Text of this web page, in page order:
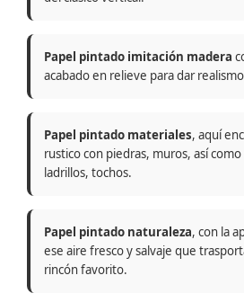
Papel pintado imitación madera
acabado en relieve para dar
Papel pintado materiales, aquí
rustico con piedras, muros, así
ladrillos, tochos.
Papel pintado naturaleza, con la
ese aire fresco y salvaje que
rincón favorito.